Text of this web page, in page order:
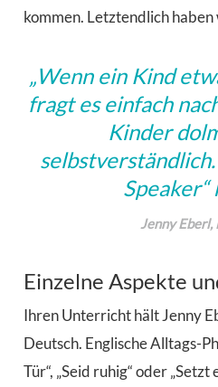
kommen. Letztendlich haben
„Wenn ein Kind
fragt es einfach
Kinder
Speaker“
Jenny Eberl,
Einzelne Aspekte
Ihren Unterricht hält Jenny
Deutsch. Englische Alltags-
Tür“, „Seid ruhig“ oder